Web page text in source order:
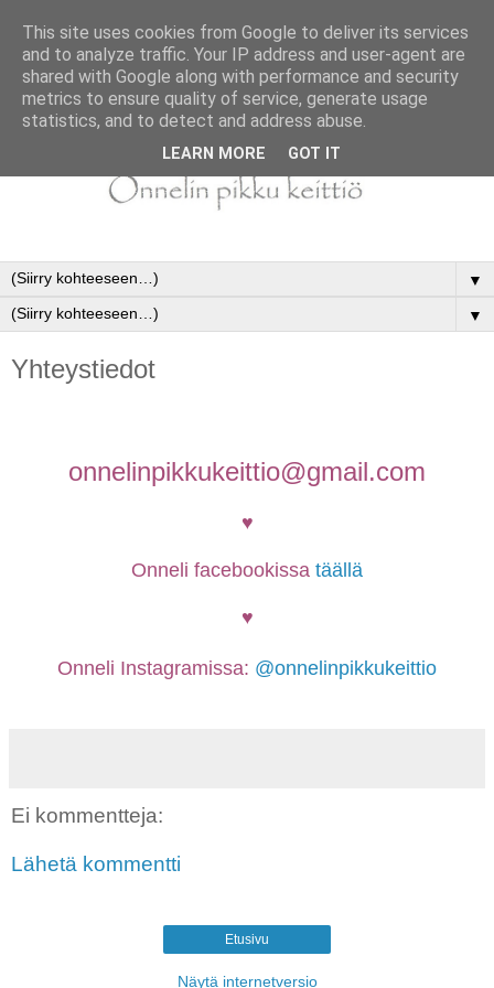
▼
▼
Yhteystiedot
onnelinpikkukeittio@gmail.com
♥
Onneli facebookissa täällä
♥
Onneli Instagramissa: @onnelinpikkukeittio
Ei kommentteja:
Lähetä kommentti
Etusivu
Näytä internetversio
This site uses cookies from Google to deliver its services
and to analyze traffic. Your IP address and user-agent are
shared with Google along with performance and security
metrics to ensure quality of service, generate usage
statistics, and to detect and address abuse.
LEARN MORE GOT IT